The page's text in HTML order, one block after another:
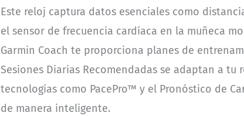
Este reloj captura datos esenciales como
el sensor de frecuencia cardíaca en la muñeca
Garmin Coach te proporciona planes de
Sesiones Diarias Recomendadas se adaptan a
tecnologías como PacePro™ y el Pronóstico de
de manera inteligente.